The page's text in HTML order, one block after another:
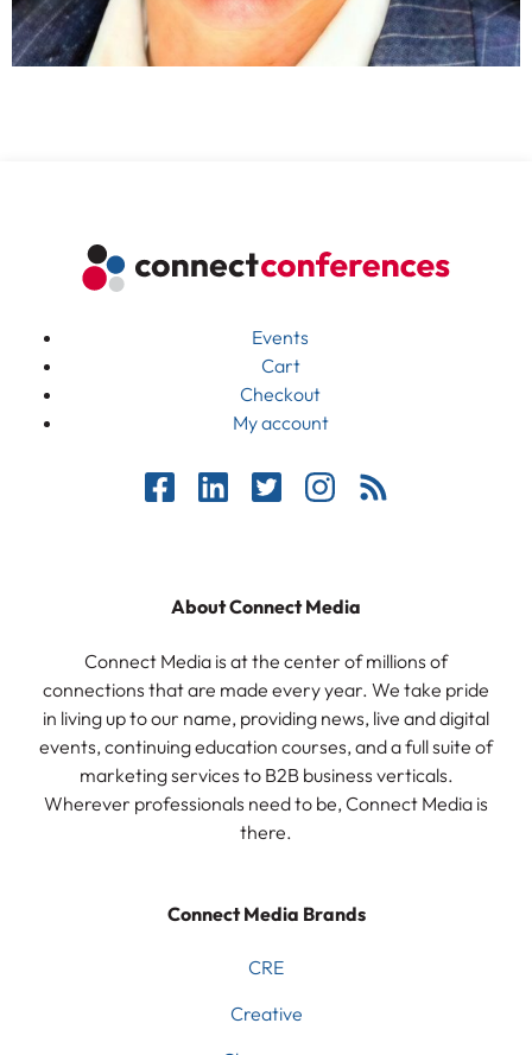
Events
Cart
Checkout
My account
About Connect Media
Connect Media is at the center of millions of
connections that are made every year. We take pride
in living up to our name, providing news, live and digital
events, continuing education courses, and a full suite of
marketing services to B2B business verticals.
Wherever professionals need to be, Connect Media is
there.
Connect Media Brands
CRE
Creative